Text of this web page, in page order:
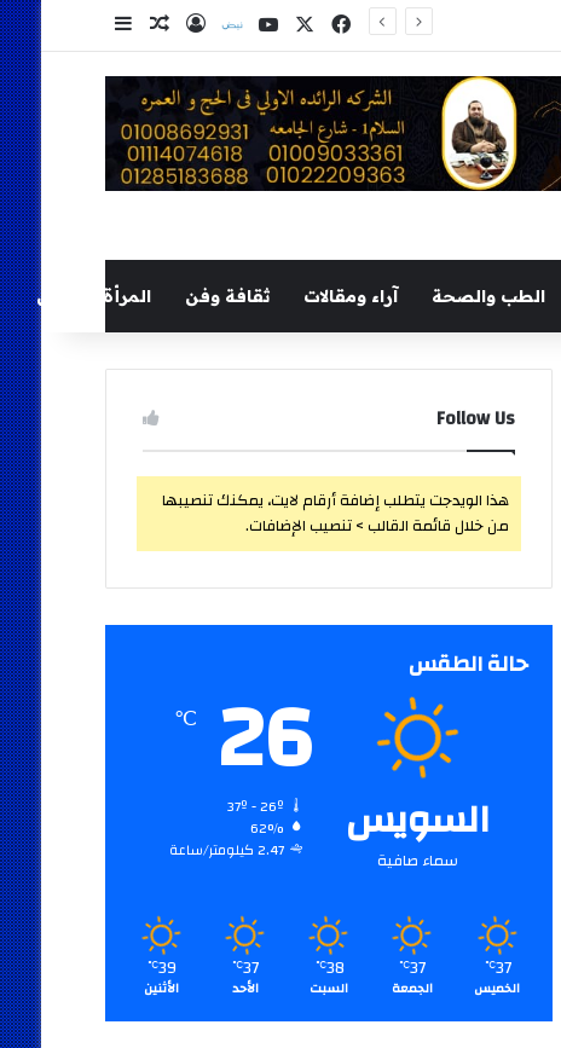
فيسبوك
‫X
‫YouTube
نلضتسجيل الدخول
مقال عشوائي
إضافة عمود
الطب والصحة آراء ومقالات ثقافة وفن المرأة والطفل
Follow Us
هذا الويدجت يتطلب إضافة أرقام لايت، يمكنك تنصيبها
من خلال قائمة القالب > تنصيب الإضافات.
حالة الطقس
السويس
سماء صافية
26
℃
62%
2.47 كيلومتر/ساعة
37
℃
الخميس
37
℃
الجمعة
38
℃
السبت
37
℃
الأحد
39
℃
الأثنين